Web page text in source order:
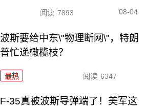
阅读 7893 08-04
波斯要给中东\"物理断网\"，特朗
普忙递橄榄枝？
最热 阅读 6347
F-35真被波斯导弹端了！美军这